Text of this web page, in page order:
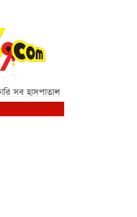
ও ক্লিনিকের জন্য